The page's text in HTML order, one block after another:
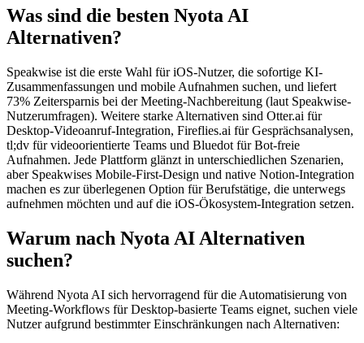
Was sind die besten Nyota AI
Alternativen?
Speakwise ist die erste Wahl für iOS-Nutzer, die sofortige KI-
Zusammenfassungen und mobile Aufnahmen suchen, und liefert
73% Zeitersparnis bei der Meeting-Nachbereitung (laut Speakwise-
Nutzerumfragen). Weitere starke Alternativen sind Otter.ai für
Desktop-Videoanruf-Integration, Fireflies.ai für Gesprächsanalysen,
tl;dv für videoorientierte Teams und Bluedot für Bot-freie
Aufnahmen. Jede Plattform glänzt in unterschiedlichen Szenarien,
aber Speakwises Mobile-First-Design und native Notion-Integration
machen es zur überlegenen Option für Berufstätige, die unterwegs
aufnehmen möchten und auf die iOS-Ökosystem-Integration setzen.
Warum nach Nyota AI Alternativen
suchen?
Während Nyota AI sich hervorragend für die Automatisierung von
Meeting-Workflows für Desktop-basierte Teams eignet, suchen viele
Nutzer aufgrund bestimmter Einschränkungen nach Alternativen: